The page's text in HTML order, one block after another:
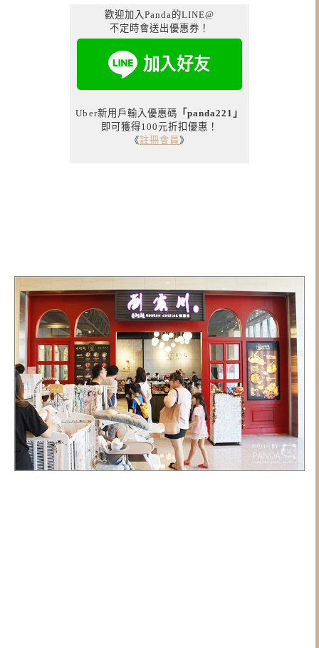
歡迎加入Panda的LINE@
不定時會送出優惠券！
Uber新用戶輸入優惠碼 「panda221」
即可獲得100元折扣優惠！
《註冊會員 》